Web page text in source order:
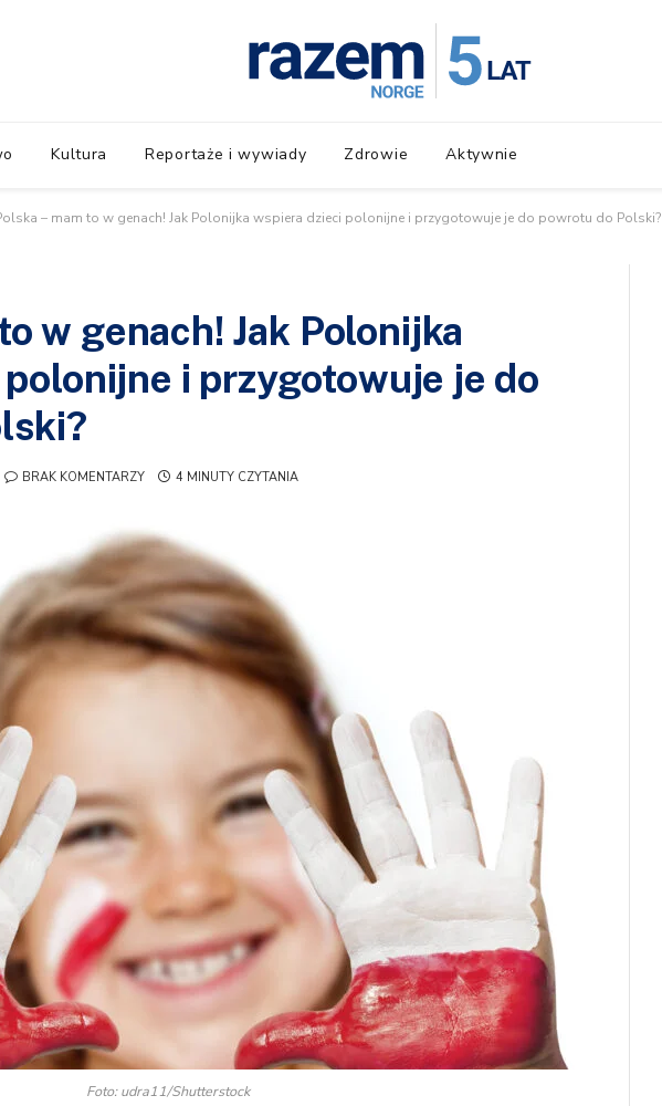
Kultura Reportaże i wywiady Zdrowie Aktywnie
– mam to w genach! Jak Polonijka wspiera dzieci polonijne i przygotowuje je do powrotu do Polski?
w genach! Jak Polonijka
i przygotowuje je do
BRAK KOMENTARZY 4 MINUTY CZYTANIA
Foto: udra11/Shutterstock